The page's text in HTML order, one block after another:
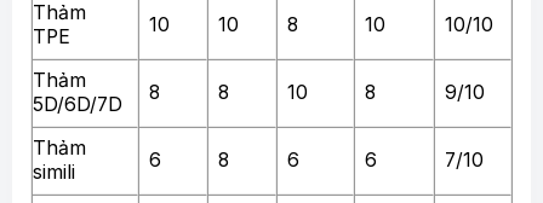
Thảm
TPE
10 10 8 10 10/10
Thảm
5D/6D/7D
8 8 10 8 9/10
Thảm
simili
6 8 6 6 7/10